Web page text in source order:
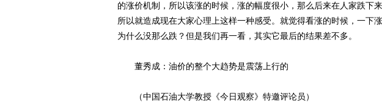
的涨价机制，所以该涨的时候，涨的幅度很小，那么后来在人家跌下
所以就造成现在大家心理上这样一种感受。就觉得看涨的时候，一下
为什么没那么跌？但是我们再一看，其实它最后的结果差不多。
董秀成：油价的整个大趋势是震荡上行的
（中国石油大学教授《今日观察》特邀评论员）